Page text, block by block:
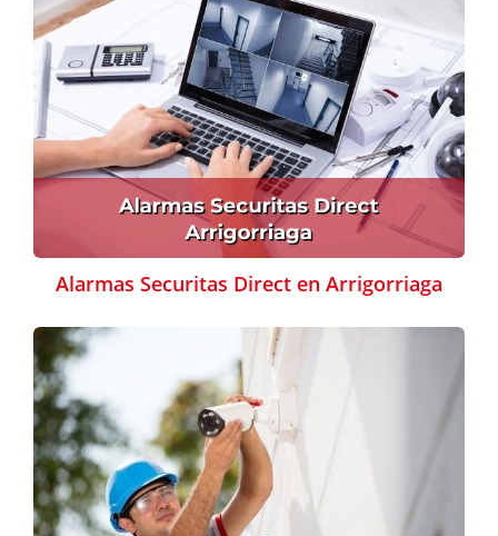
Alarmas Securitas Direct en Arrigorriaga